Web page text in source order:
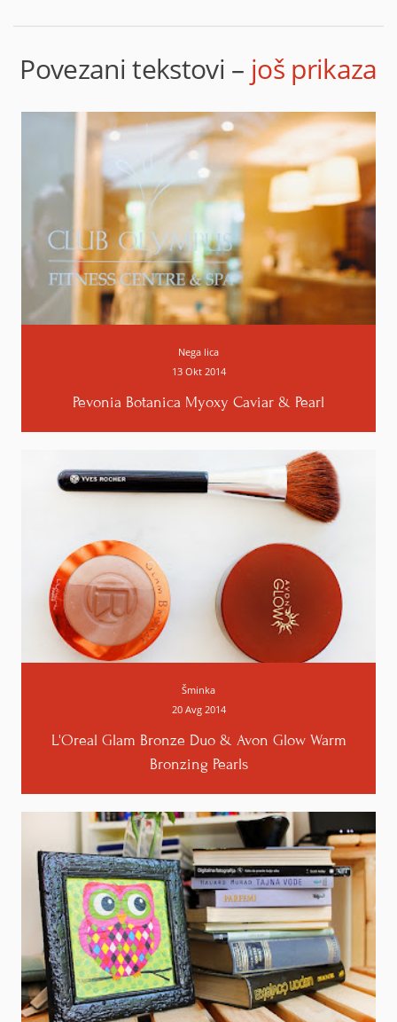
Povezani tekstovi – još prikaza
Nega lica
13 Okt 2014
Pevonia Botanica Myoxy Caviar & Pearl
Šminka
20 Avg 2014
L'Oreal Glam Bronze Duo & Avon Glow Warm
Bronzing Pearls